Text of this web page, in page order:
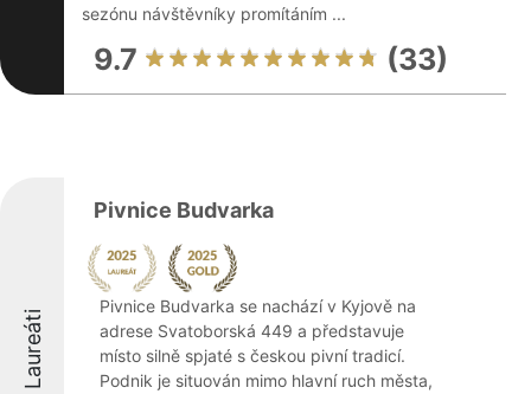
sezónu návštěvníky promítáním ...
9.7 (33)
Laureáti
Pivnice Budvarka
Pivnice Budvarka se nachází v Kyjově na
adrese Svatoborská 449 a představuje
místo silně spjaté s českou pivní tradicí.
Podnik je situován mimo hlavní ruch města,